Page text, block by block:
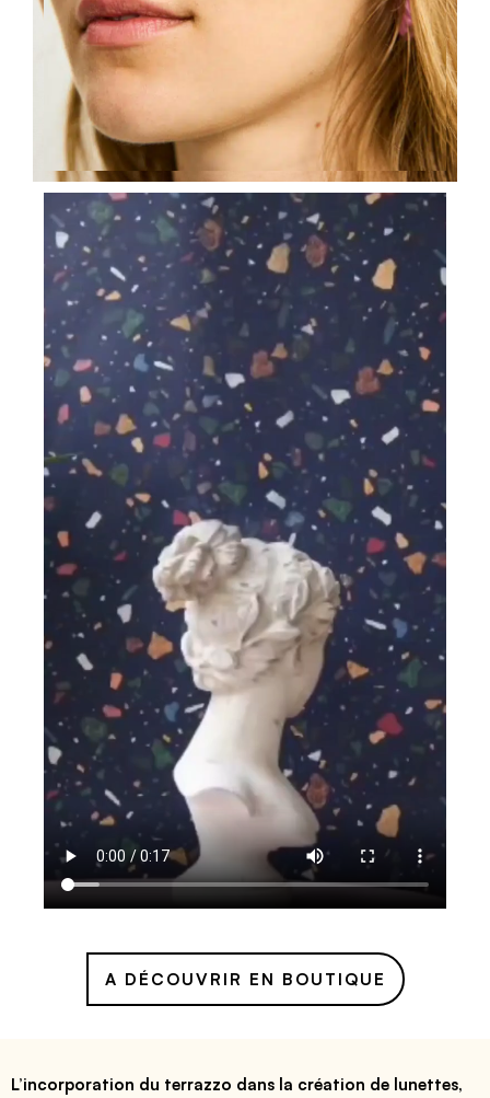
A DÉCOUVRIR EN BOUTIQUE
L’incorporation du terrazzo dans la création de lunettes,